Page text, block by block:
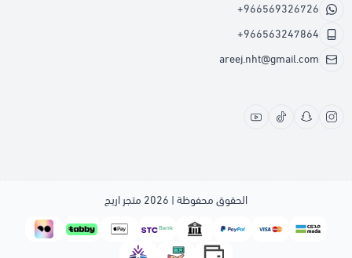
+966569326726
+966563247864
areej.nht@gmail.com
الحقوق محفوظة | 2026 متجر اريج